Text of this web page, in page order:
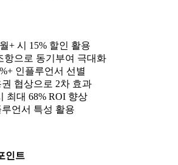
+ 시 15% 할인 활용
항으로 동기부여 극대화
인플루언서 선별
협상으로 2차 효과
최대 68% ROI 향상
루언서 특성 활용
인트